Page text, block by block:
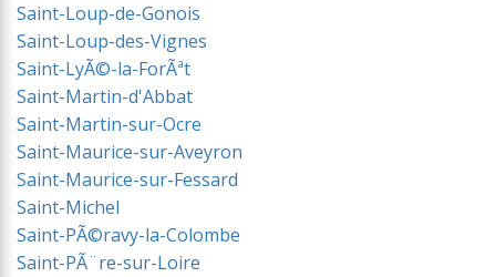
Saint-Loup-de-Gonois
Saint-Loup-des-Vignes
Saint-LyÃ©-la-ForÃªt
Saint-Martin-d'Abbat
Saint-Martin-sur-Ocre
Saint-Maurice-sur-Aveyron
Saint-Maurice-sur-Fessard
Saint-Michel
Saint-PÃ©ravy-la-Colombe
Saint-PÃ¨re-sur-Loire